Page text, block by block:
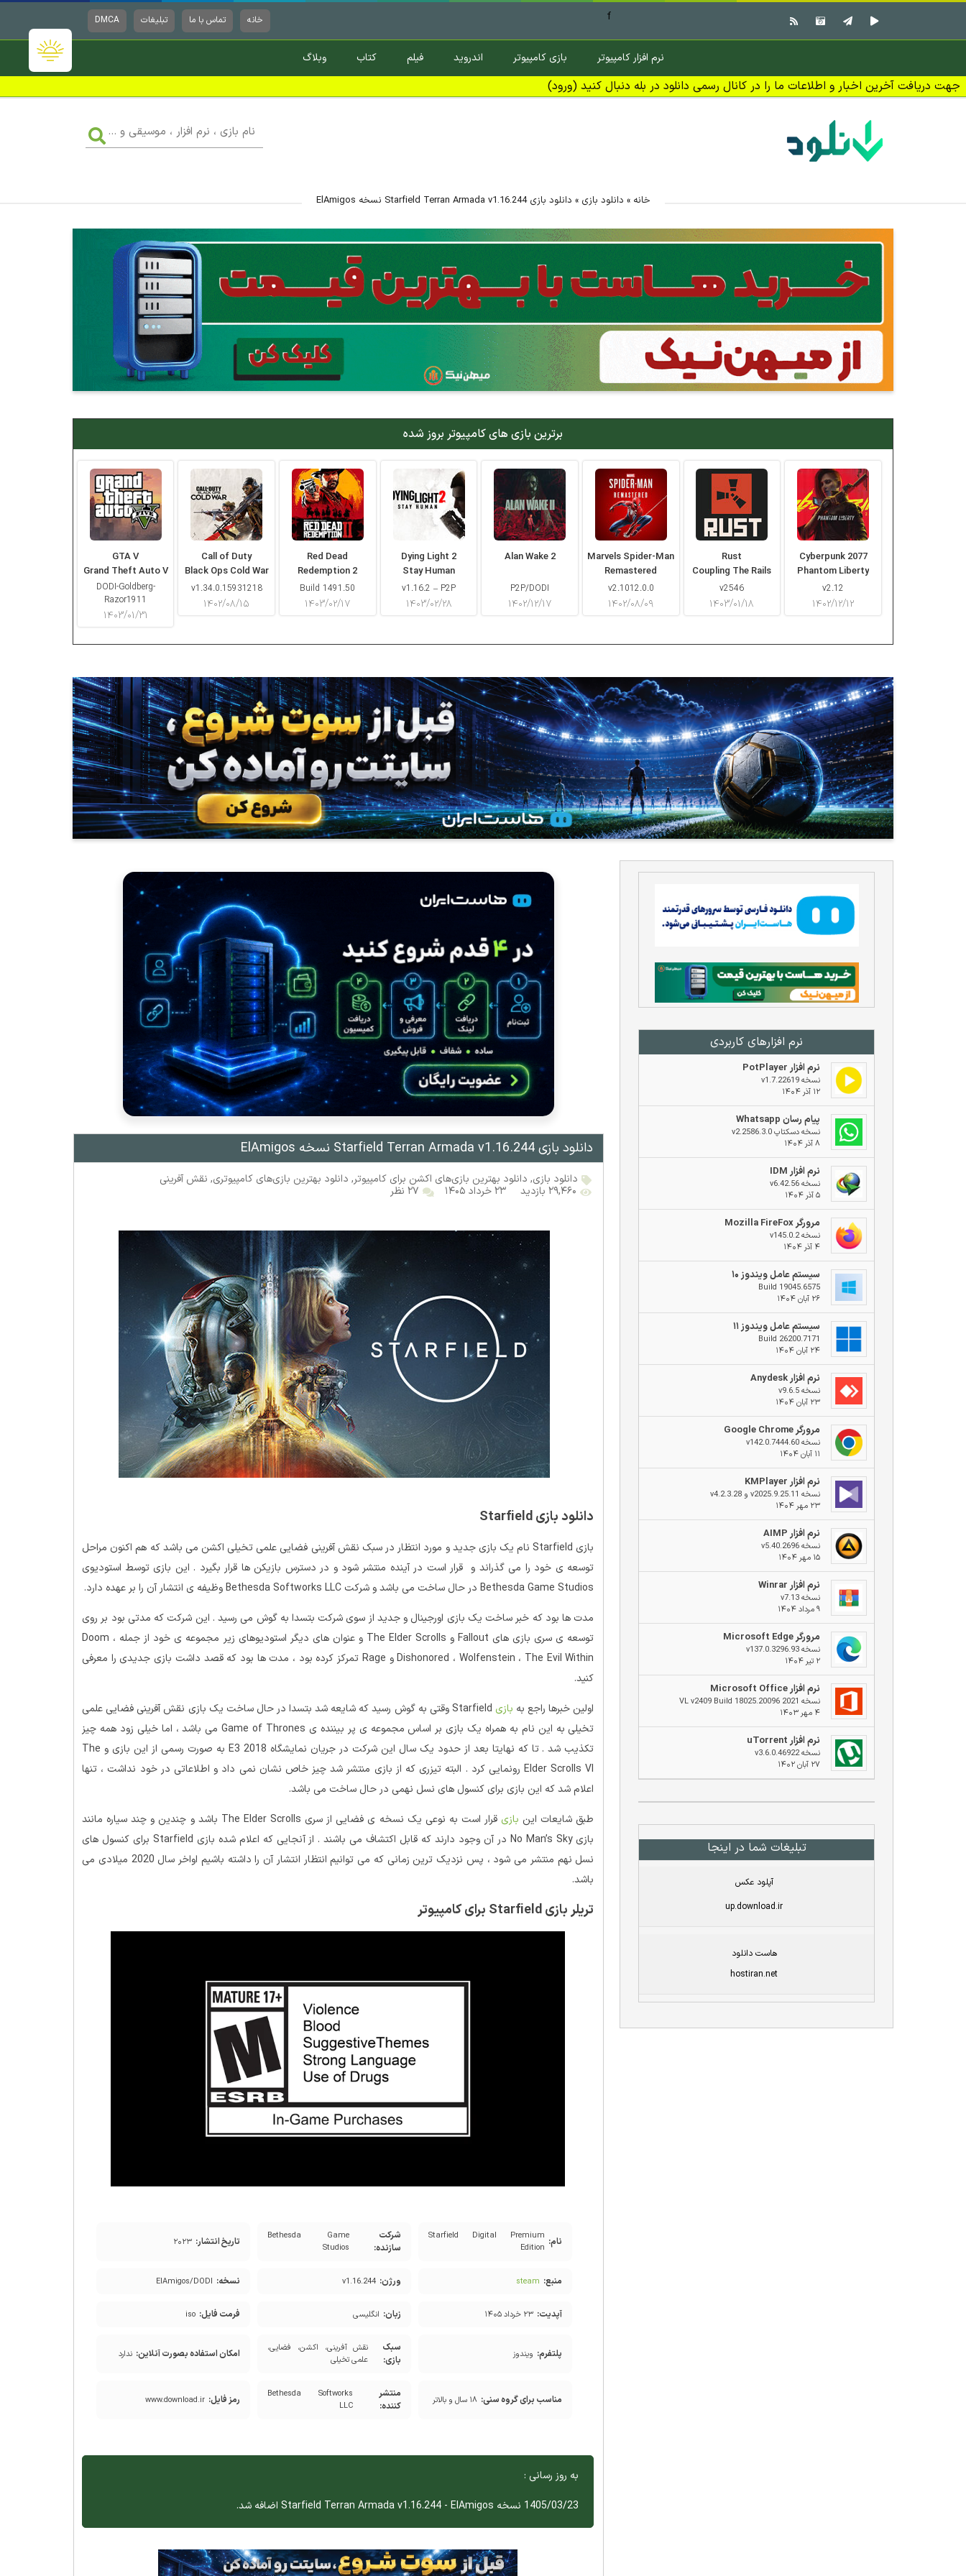
خانه تماس با ما تبلیغات DMCA f
نرم افزار کامپیوتر بازی کامپیوتر اندروید فیلم کتاب وبلاگ
جهت دریافت آخرین اخبار و اطلاعات ما را در کانال رسمی دانلود در بله دنبال کنید (ورود)
بازی
،
خانه » دانلود بازی » دانلود بازی Starfield Terran Armada v1.16.244 نسخه ElAmigos
برترین بازی های کامپیوتر بروز شده
GTA V
Grand Theft Auto V
DODI-Goldberg-
Razor1911
۱۴۰۳/۰۱/۳۱
Call of Duty
Black Ops Cold War
v1.34.0.15931218
۱۴۰۲/۰۸/۱۵
Red Dead
Redemption 2
Build 1491.50
۱۴۰۳/۰۲/۱۷
Dying Light 2
Stay Human
v1.16.2 – P2P
۱۴۰۳/۰۲/۲۸
Alan Wake 2
P2P/DODI
۱۴۰۲/۱۲/۱۷
Marvels Spider-Man
Remastered
v2.1012.0.0
۱۴۰۲/۰۸/۰۹
Rust
Coupling The Rails
v2546
۱۴۰۳/۰۱/۱۸
Cyberpunk 2077
Phantom Liberty
v2.12
۱۴۰۲/۱۲/۱۲
نرم افزار‌های کاربردی
نرم افزار PotPlayer
نسخه v1.7.22619
۱۲ آذر ۱۴۰۴
پیام رسان Whatsapp
نسخه دسکتاپ v2.2586.3.0
۸ آذر ۱۴۰۴
نرم افزار IDM
نسخه v6.42.56
۵ آذر ۱۴۰۴
مرورگر Mozilla FireFox
نسخه v145.0.2
۴ آذر ۱۴۰۴
سیستم عامل ویندوز ۱۰
Build 19045.6575
۲۶ آبان ۱۴۰۴
سیستم عامل ویندوز ۱۱
Build 26200.7171
۲۴ آبان ۱۴۰۴
نرم افزار Anydesk
نسخه v9.6.5
۲۳ آبان ۱۴۰۴
مرورگر Google Chrome
نسخه v142.0.7444.60
۱۱ آبان ۱۴۰۴
نرم افزار KMPlayer
نسخه v2025.9.25.11 و v4.2.3.28
۲۳ مهر ۱۴۰۴
نرم افزار AIMP
نسخه v5.40.2696
۱۵ مهر ۱۴۰۴
نرم افزار Winrar
نسخه v7.13
۹ مرداد ۱۴۰۴
مرورگر Microsoft Edge
نسخه v137.0.3296.93
۲ تیر ۱۴۰۴
نرم افزار Microsoft Office
نسخه 2021 VL v2409 Build 18025.20096
۴ مهر ۱۴۰۳
نرم افزار uTorrent
نسخه v3.6.0.46922
۲۷ آبان ۱۴۰۲
تبلیغات شما در اینجا
آپلود عکس
up.download.ir
هاست دانلود
hostiran.net
دانلود بازی Starfield Terran Armada v1.16.244 نسخه ElAmigos
دانلود بازی, دانلود بهترین بازی‌های اکشن برای کامپیوتر, دانلود بهترین بازی‌های کامپیوتری, نقش آفرینی
۲۹,۴۶۰ بازدید
۲۳ خرداد ۱۴۰۵ ۲۷ نظر
دانلود بازی Starfield
بازی Starfield نام یک بازی جدید و مورد انتظار در سبک نقش آفرینی فضایی علمی تخیلی اکشن می باشد که هم اکنون مراحل
توسعه ی خود را می گذراند و قرار است در آینده منتشر شود و در دسترس بازیکن ها قرار بگیرد . این بازی توسط استودیوی
Bethesda Game Studios در حال ساخت می باشد و شرکت Bethesda Softworks LLC وظیفه ی انتشار آن را بر عهده دارد.
مدت ها بود که خبر ساخت یک بازی اورجینال و جدید از سوی شرکت بتسدا به گوش می رسید . این شرکت که مدتی بود بر روی
توسعه ی سری بازی های Fallout و The Elder Scrolls و عنوان های دیگر استودیوهای زیر مجموعه ی خود از جمله Doom ،
Dishonored ، Wolfenstein ، The Evil Within و Rage‌ تمرکز کرده بود ، مدت ها بود که قصد داشت بازی جدیدی را معرفی
کنید.
اولین خبرها راجع به بازی
Starfield وقتی به گوش رسید که شایعه شد بتسدا در حال ساخت یک بازی نقش آفرینی فضایی علمی
تخیلی به این نام به همراه یک بازی بر اساس مجموعه ی پر بیننده ی Game of Thrones می باشد ، اما خیلی زود همه چیز
تکذیب شد . تا که نهایتا بعد از حدود یک سال این شرکت در جریان نمایشگاه E3 2018 به صورت رسمی از این بازی و The
Elder Scrolls VI رونمایی کرد . البته تیزری که از بازی منتشر شد چیز خاص نشان نمی داد و اطلاعاتی در خود نداشت ، تنها
اعلام شد که این بازی برای کنسول های نسل نهمی در حال ساخت می باشد.
طبق شایعات این بازی
قرار است به نوعی یک نسخه ی فضایی از سری The Elder Scrolls باشد و چندین و چند سیاره مانند
بازی No Man’s Sky در آن وجود دارند که قابل اکتشاف می باشند . از آنجایی که اعلام شده بازی Starfield برای کنسول های
نسل نهم منتشر می شود ، پس نزدیک ترین زمانی که می توانیم انتظار انتشار آن را داشته باشیم اواخر سال 2020 میلادی می
باشد.
تریلر بازی Starfield برای کامپیوتر
نام: Starfield Digital Premium
Edition
شرکت
سازنده:
Bethesda Game
Studios
تاریخ انتشار: ۲۰۲۳
منبع: steam ورژن: v1.16.244 نسخه: ElAmigos/DODI
آپدیت: ۲۳ خرداد ۱۴۰۵ زبان: انگلیسی فرمت فایل: iso
پلتفرم: ویندوز
سبک
بازی:
نقش آفرینی، اکشن، فضایی،
علمی تخیلی
امکان استفاده بصورت آنلاین: ندارد
مناسب برای گروه سنی: ۱۸ سال و بالاتر
منتشر
کننده:
Bethesda Softworks
LLC
رمز فایل: www.download.ir
به روز رسانی :
1405/03/23 نسخه Starfield Terran Armada v1.16.244 - ElAmigos اضافه شد.